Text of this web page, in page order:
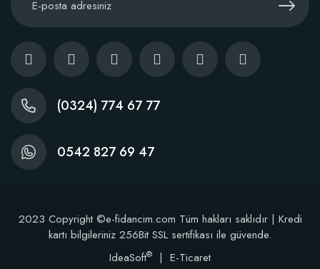
BestSol Sıvı Solucan Gübresi 1 Litre
(0324) 774 67 77
0542 827 69 47
2023 Copyright ©e-fidancim.com Tüm hakları saklıdır | Kredi
kartı bilgileriniz 256Bit SSL sertifikası ile güvende.
IdeaSoft® | E-Ticaret